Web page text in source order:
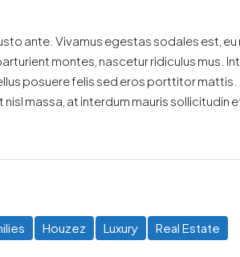
ante. Vivamus egestas sodales est, eu
montes, nascetur ridiculus mus.
posuere felis sed eros porttitor
massa, at interdum mauris sollicitudin
Houzez Luxury Real Estate